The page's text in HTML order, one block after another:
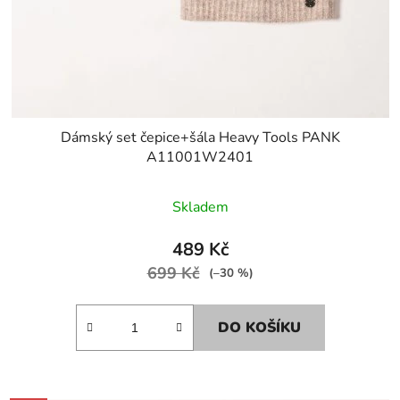
Dámský set čepice+šála Heavy Tools PANK
A11001W2401
Skladem
489 Kč
699 Kč (–30 %)
DO KOŠÍKU